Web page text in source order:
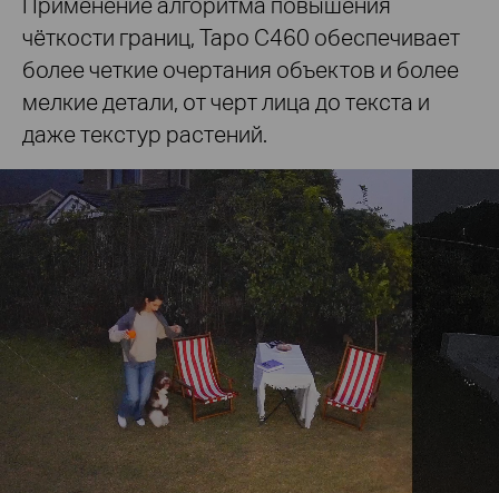
чёткости границ, Tapo C460 обеспечивает
более четкие очертания объектов и более
мелкие детали, от черт лица до текста и
даже текстур растений.